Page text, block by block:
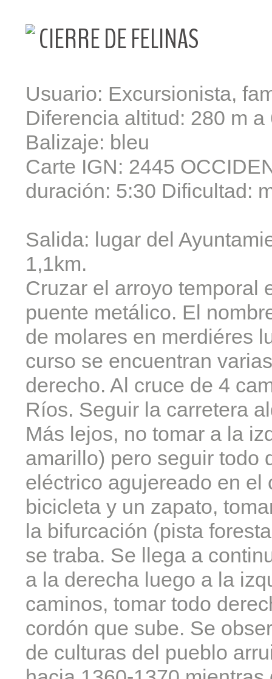
CIERRE DE FELINAS
Usuario: Excursionista,
Diferencia altitud: 280 m
Balizaje: bleu
Carte IGN: 2445
duración: 5:30 Dificultad:
Salida: lugar del
1,1km.
Cruzar el arroyo temporal
puente metálico. El
de molares en merdiéres
curso se encuentran
derecho. Al cruce de 4
Ríos. Seguir la carretera
Más lejos, no tomar a la
amarillo) pero seguir todo
eléctrico agujereado en el
bicicleta y un zapato,
la bifurcación (pista
se traba. Se llega a
a la derecha luego a la
caminos, tomar todo
cordón que sube. Se
de culturas del pueblo